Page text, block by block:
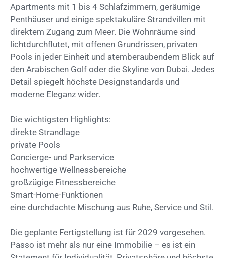
Apartments mit 1 bis 4 Schlafzimmern, geräumige
Penthäuser und einige spektakuläre Strandvillen mit
direktem Zugang zum Meer. Die Wohnräume sind
lichtdurchflutet, mit offenen Grundrissen, privaten
Pools in jeder Einheit und atemberaubendem Blick auf
den Arabischen Golf oder die Skyline von Dubai. Jedes
Detail spiegelt höchste Designstandards und
moderne Eleganz wider.
Die wichtigsten Highlights:
direkte Strandlage
private Pools
Concierge- und Parkservice
hochwertige Wellnessbereiche
großzügige Fitnessbereiche
Smart-Home-Funktionen
eine durchdachte Mischung aus Ruhe, Service und Stil.
Die geplante Fertigstellung ist für 2029 vorgesehen.
Passo ist mehr als nur eine Immobilie – es ist ein